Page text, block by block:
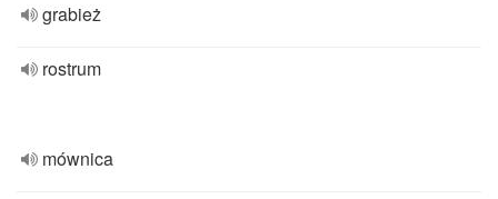
grabież
rostrum
mównica